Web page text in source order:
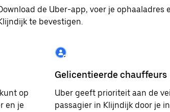
de Uber-app, voer je ophaaladres
te bevestigen.
op
en je
Gelicentieerde chauffeurs
Uber geeft prioriteit aan de
passagier in Klijndijk door je